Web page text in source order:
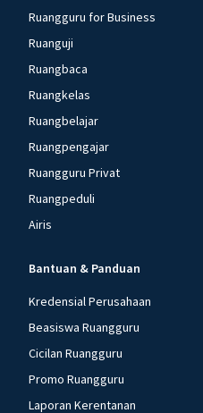
Ruangguru for Business
Ruanguji
Ruangbaca
Ruangkelas
Ruangbelajar
Ruangpengajar
Ruangguru Privat
Ruangpeduli
Airis
Bantuan & Panduan
Kredensial Perusahaan
Beasiswa Ruangguru
Cicilan Ruangguru
Promo Ruangguru
Laporan Kerentanan